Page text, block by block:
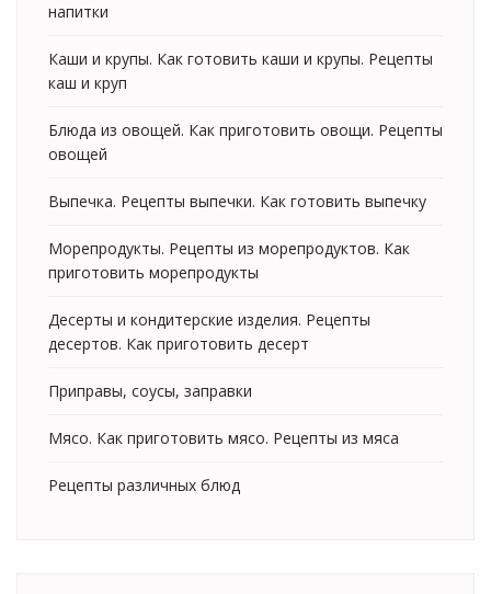
напитки
Каши и крупы. Как готовить каши и крупы. Рецепты
каш и круп
Блюда из овощей. Как приготовить овощи. Рецепты
овощей
Выпечка. Рецепты выпечки. Как готовить выпечку
Морепродукты. Рецепты из морепродуктов. Как
приготовить морепродукты
Десерты и кондитерские изделия. Рецепты
десертов. Как приготовить десерт
Приправы, соусы, заправки
Мясо. Как приготовить мясо. Рецепты из мяса
Рецепты различных блюд